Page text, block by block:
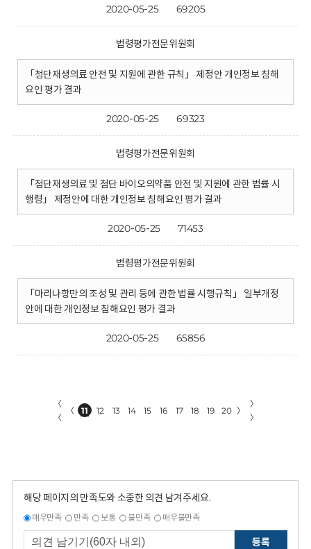
2020-05-25 69205
법령평가전문위원회
「첨단재생의료 안전 및 지원에 관한 규칙」 제정안 개인정보 침해
요인 평가 결과
2020-05-25 69323
법령평가전문위원회
「첨단재생의료 및 첨단 바이오의약품 안전 및 지원에 관한 법률 시
행령」 제정안에 대한 개인정보 침해요인 평가 결과
2020-05-25 71453
법령평가전문위원회
「마리나항만의 조성 및 관리 등에 관한 법률 시행규칙」 일부개정
안에 대한 개인정보 침해요인 평가 결과
2020-05-25 65856
〈
〈
〈 11 12 13 14 15 16 17 18 19 20 〉
〉
〉
해당 페이지의 만족도와 소중한 의견 남겨주세요.
매우만족 만족 보통 불만족 매우불만족
등록